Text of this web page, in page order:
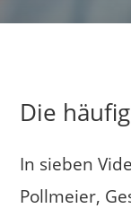
Die
In sieben
Pollmeier,